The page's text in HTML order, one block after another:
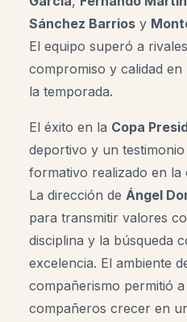
Sánchez Barrios y
El equipo superó a
compromiso y calidad
la temporada.
El éxito en la Copa
deportivo y un
formativo realizado en la
La dirección de Ángel
para transmitir valores
disciplina y la búsqueda
excelencia. El ambiente
compañerismo permitió a
compañeros crecer en